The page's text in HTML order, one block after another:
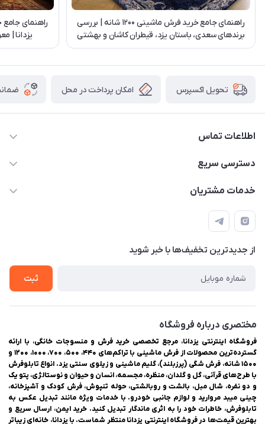
راهنمای جامع خرید فرش ماشینی 1200 شانه | بررسی
برندهای سعدی، باستان یزد، قیطران کاشان و بهشتی
تبریز
راهنمای
یزدانا |
تحویل اکسپرس امکان پرداخت در محل
اطلاعات تماس
03538252575
اینترنتی یزدانا
دسترسی سریع
حساب کاربری
لیست محصولات
درباره ما
خدمات مشتریان
راهنمای ثبت سفارش
حریم خصوصی
سوالات متداول
از جدید‌ترین تخفیف‌ها با‌ خبر شوید
ثبت
مختصری درباره فروشگاه
فروشگاه اینترنتی یزدانا، مرجع تخصصی خرید فرش و منسوجات خانگی، با ارائه
گسترده‌ترین محصولات از فرش ماشینی با تراکم‌های ۴۴۰، ۵۰۰، ۷۰۰، ۱۰۰۰، ۱۲۰۰ و
۱۵۰۰ شانه، فرش شگی (پرزبلند)، گلیم ماشینی و زیلوی سنتی یزد. انواع تابلوفرش
با طرح‌های قرآنی، گل و گلدان، منظره، مجسمه، انسان و حیوان و نوستالژی، پتو یک
و دو نفره، شال مبل، بالشت و روبالشتی، حوله تنپوش، فرش کودک و آشپزخانه،
چینی میبد مروارید و لوازم جانبی خودرو. با خدمات ویژه مانند تبدیل عکس به
تابلوفرش، خاطرات خود را به اثری ماندگار تبدیل کنید. خرید ایمن، ارسال سریع و
بهترین قیمت‌ها در فروشگاه اینترنتی یزدانا منتظر شماست. با یزدانا، خانه‌ای زیباتر